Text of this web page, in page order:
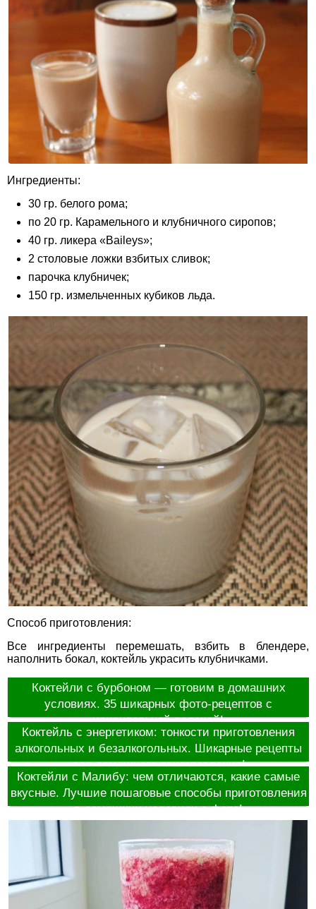
Ингредиенты:
30 гр. белого рома;
по 20 гр. Карамельного и клубничного сиропов;
40 гр. ликера «Baileys»;
2 столовые ложки взбитых сливок;
парочка клубничек;
150 гр. измельченных кубиков льда.
Способ приготовления:
Все ингредиенты перемешать, взбить в блендере,
наполнить бокал, коктейль украсить клубничками.
Коктейли с бурбоном — готовим в домашних
условиях. 35 шикарных фото-рецептов с
удивительной подачей!
Коктейль с энергетиком: тонкости приготовления
алкогольных и безалкогольных. Шикарные рецепты
для домашнего приготовления!
Коктейли с Малибу: чем отличаются, какие самые
вкусные. Лучшие пошаговые способы приготовления
в домашних условиях с фото!